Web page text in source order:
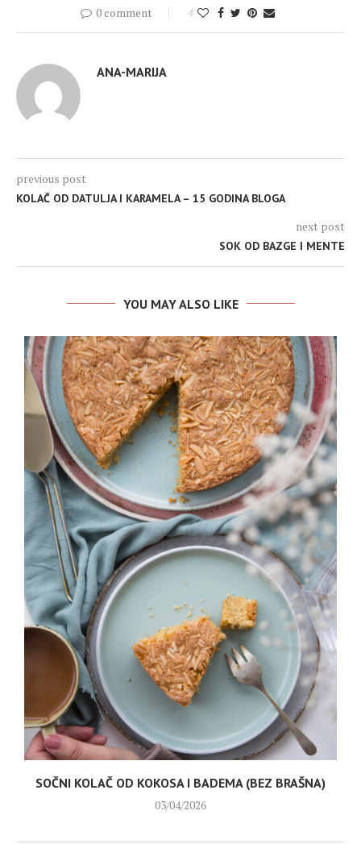
0 comment 4
ANA-MARIJA
previous post
KOLAČ OD DATULJA I KARAMELA – 15 GODINA BLOGA
next post
SOK OD BAZGE I MENTE
YOU MAY ALSO LIKE
SOČNI KOLAČ OD KOKOSA I BADEMA (BEZ BRAŠNA)
03/04/2026